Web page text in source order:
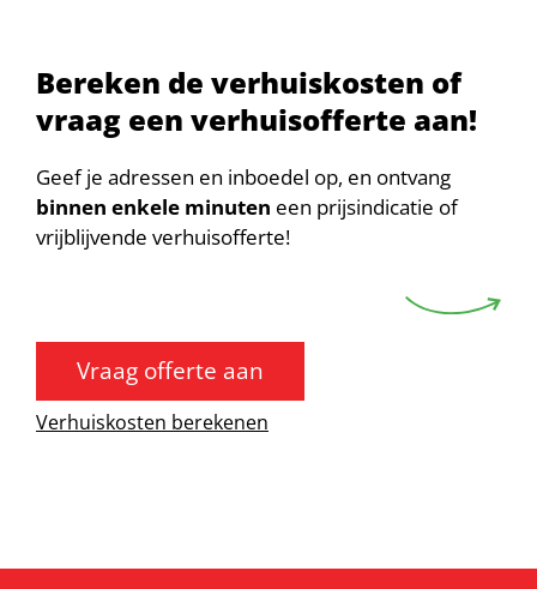
Bereken de verhuiskosten of
vraag een verhuisofferte aan!
Geef je adressen en inboedel op, en ontvang
binnen enkele minuten een prijsindicatie of
vrijblijvende verhuisofferte!
Vraag offerte aan
Verhuiskosten berekenen